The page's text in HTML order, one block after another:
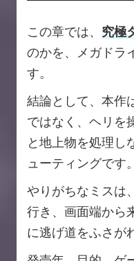
この章では、 究極
のかを、メガドラ
す。
結論として、本作
ではなく、ヘリを
と地上物を処理し
ューティングです。
やりがちなミスは
行き、画面端から
に逃げ道をふさが